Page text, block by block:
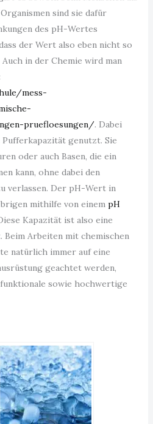
sind sie dafür
des pH-Wertes
der Wert also eben nicht so
in der Chemie wird man
mess-
pruefloesungen/. Dabei
genutzt. Sie
oder auch Basen, die ein
kann, ohne dabei den
verlassen. Der pH-Wert in
mithilfe von einem pH
Kapazität ist also eine
Beim Arbeiten mit chemischen
natürlich immer auf eine
geachtet werden,
sowie hochwertige